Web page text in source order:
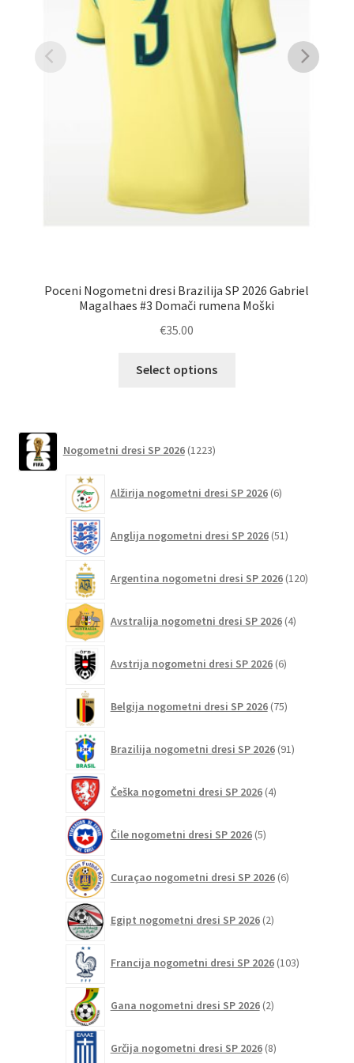
Poceni Nogometni dresi Brazilija SP 2026 Gabriel
Magalhaes #3 Domači rumena Moški
€35.00
Select options
izberete
strani
Nogometni dresi SP 2026 1223izdelkov
Alžirija nogometni dresi SP 2026 6izdelkov
Anglija nogometni dresi SP 2026 51izdelkov
Argentina nogometni dresi SP 2026 120izdelkov
Avstralija nogometni dresi SP 2026 4izdelki
Avstrija nogometni dresi SP 2026 6izdelkov
Belgija nogometni dresi SP 2026 75izdelkov
Brazilija nogometni dresi SP 2026 91izdelkov
Češka nogometni dresi SP 2026 4izdelki
Čile nogometni dresi SP 2026 5izdelkov
Curaçao nogometni dresi SP 2026 6izdelkov
Egipt nogometni dresi SP 2026 2izdelka
Francija nogometni dresi SP 2026 103izdelki
Gana nogometni dresi SP 2026 2izdelka
Grčija nogometni dresi SP 2026 8izdelkov